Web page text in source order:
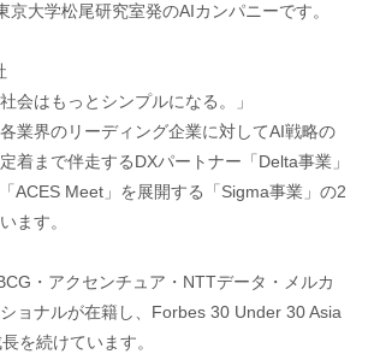
京大学松尾研究室発のAIカンパニーです。
会はもっとシンプルになる。」
業界のリーディング企業に対してAI戦略の
着まで伴走するDXパートナー「Delta事業」
ACES Meet」を展開する「Sigma事業」の2
ます。
・アクセンチュア・NTTデータ・メルカ
ョナルが在籍し、Forbes 30 Under 30 Asia
を続けています。